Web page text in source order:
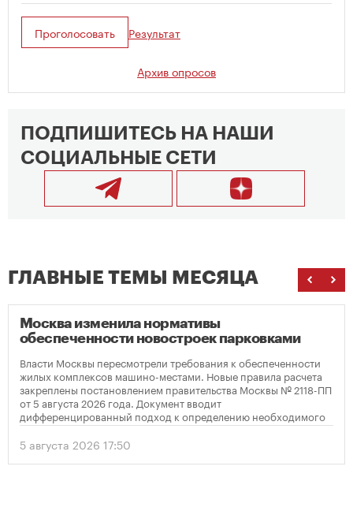
Проголосовать Результат
Архив опросов
ПОДПИШИТЕСЬ НА НАШИ
СОЦИАЛЬНЫЕ СЕТИ
ГЛАВНЫЕ ТЕМЫ МЕСЯЦА
Москва изменила нормативы
обеспеченности новостроек парковками
Власти Москвы пересмотрели требования к обеспеченности
жилых комплексов машино-местами. Новые правила расчета
закреплены постановлением правительства Москвы № 2118-ПП
от 5 августа 2026 года. Документ вводит
дифференцированный подход к определению необходимого
количества парковок в зависимости от площади квартир и
устанавливает переходный период для уже согласованных
проектов.
5 августа 2026 17:50